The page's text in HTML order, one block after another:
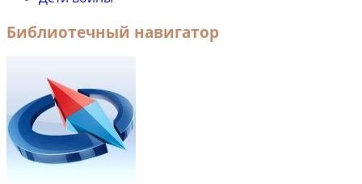
Библиотечный навигатор